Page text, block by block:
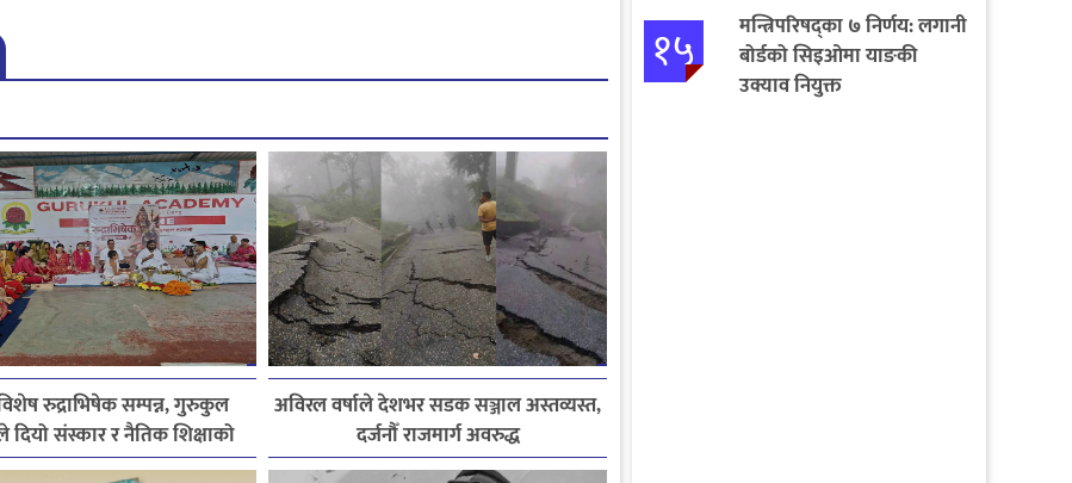
रुद्राभिषेक सम्पन्न, गुरुकुल
संस्कार र नैतिक शिक्षाको
सन्देश
अविरल वर्षाले देशभर सडक सञ्जाल अस्तव्यस्त,
दर्जनौँ राजमार्ग अवरुद्ध
१५
मन्त्रिपरिषद्का ७ निर्णय: लगानी
बोर्डको सिइओमा याङकी
उक्याव नियुक्त